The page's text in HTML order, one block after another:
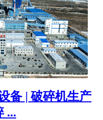
备 | 破碎机生产
...